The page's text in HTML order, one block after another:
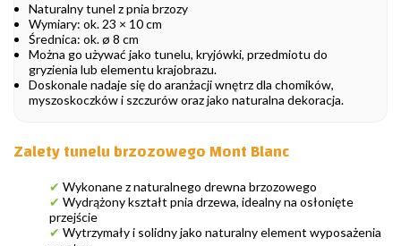
Naturalny tunel z pnia brzozy
Wymiary: ok. 23 × 10 cm
Średnica: ok. ø 8 cm
Można go używać jako tunelu, kryjówki, przedmiotu do
gryzienia lub elementu krajobrazu.
Doskonale nadaje się do aranżacji wnętrz dla chomików,
myszoskoczków i szczurów oraz jako naturalna dekoracja.
Zalety tunelu brzozowego Mont Blanc
✔ Wykonane z naturalnego drewna brzozowego
✔ Wydrążony kształt pnia drzewa, idealny na osłonięte
przejście
✔ Wytrzymały i solidny jako naturalny element wyposażenia